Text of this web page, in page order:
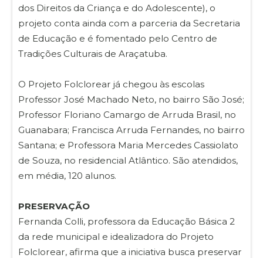
dos Direitos da Criança e do Adolescente), o
projeto conta ainda com a parceria da Secretaria
de Educação e é fomentado pelo Centro de
Tradições Culturais de Araçatuba.
O Projeto Folclorear já chegou às escolas
Professor José Machado Neto, no bairro São José;
Professor Floriano Camargo de Arruda Brasil, no
Guanabara; Francisca Arruda Fernandes, no bairro
Santana; e Professora Maria Mercedes Cassiolato
de Souza, no residencial Atlântico. São atendidos,
em média, 120 alunos.
PRESERVAÇÃO
Fernanda Colli, professora da Educação Básica 2
da rede municipal e idealizadora do Projeto
Folclorear, afirma que a iniciativa busca preservar